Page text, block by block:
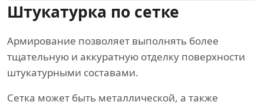
Штукатурка по сетке
Армирование позволяет выполнять более
тщательную и аккуратную отделку поверхности
штукатурными составами.
Сетка может быть металлической, а также